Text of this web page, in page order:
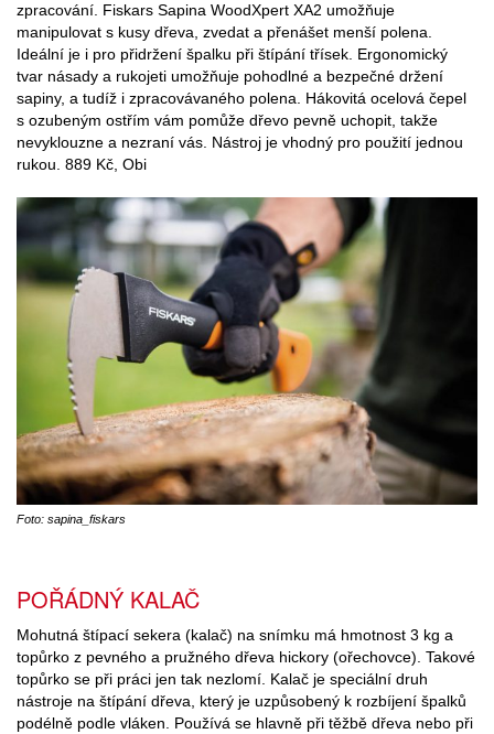
zpracování. Fiskars Sapina WoodXpert XA2 umožňuje
manipulovat s kusy dřeva, zvedat a přenášet menší polena.
Ideální je i pro přidržení špalku při štípání třísek. Ergonomický
tvar násady a rukojeti umožňuje pohodlné a bezpečné držení
sapiny, a tudíž i zpracovávaného polena. Hákovitá ocelová čepel
s ozubeným ostřím vám pomůže dřevo pevně uchopit, takže
nevyklouzne a nezraní vás. Nástroj je vhodný pro použití jednou
rukou. 889 Kč, Obi
Foto: sapina_fiskars
POŘÁDNÝ KALAČ
Mohutná štípací sekera (kalač) na snímku má hmotnost 3 kg a
topůrko z pevného a pružného dřeva hickory (ořechovce). Takové
topůrko se při práci jen tak nezlomí. Kalač je speciální druh
nástroje na štípání dřeva, který je uzpůsobený k rozbíjení špalků
podélně podle vláken. Používá se hlavně při těžbě dřeva nebo při